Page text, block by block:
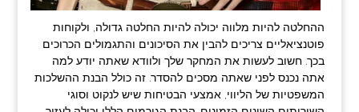
ההחלטה להיות מלווה יכולה להיות החלטה גדולה, ולקוחות
פוטנציאליים צריכים להבין את הסיכונים והתגמולים הכרוכים
בכך. חשוב לעשות את המחקר שלך ולוודא שאתה יודע למה
אתה נכנס לפני שאתה מסכים להסדר. זה כולל הבנת ההשלכות
המשפטיות של הליווי, אמצעי הבטיחות שיש לנקוט וסוגי